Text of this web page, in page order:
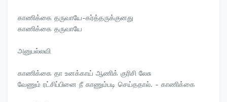
காணிக்கை தருவாயே-கர்த்தருக்குனது
காணிக்கை தருவாயே
அனுபல்லவி
காணிக்கை தா உனக்காய் ஆணிக் குரிசி லேசு
வேணும் ரட்சிப்பினை நீ காணும்படி செய்ததால். - காணிக்கை